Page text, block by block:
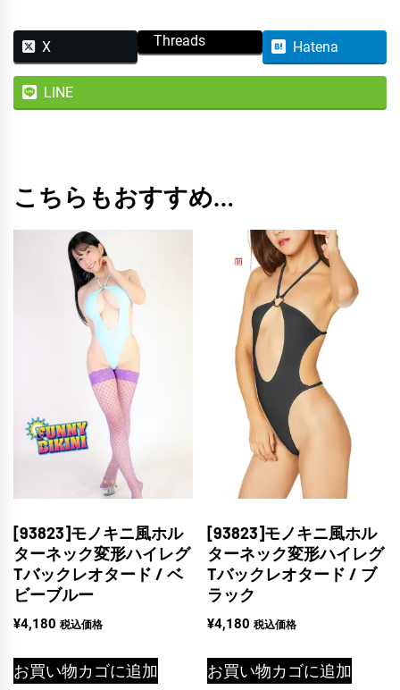
X Threads Hatena
LINE
こちらもおすすめ…
[93823]モノキニ風ホル
ターネック変形ハイレグ
Tバックレオタード / ベ
ビーブルー
¥4,180 税込価格
お買い物カゴに追加
[93823]モノキニ風ホル
ターネック変形ハイレグ
Tバックレオタード / ブ
ラック
¥4,180 税込価格
お買い物カゴに追加